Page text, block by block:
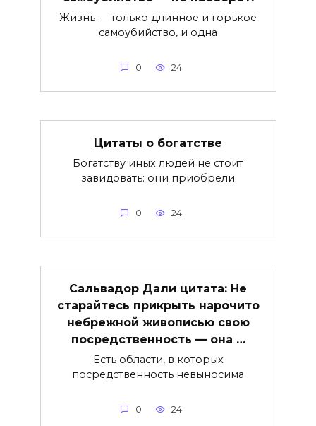
Жизнь — только длинное и горькое
самоубийство, и одна
0 24
Цитаты о богатстве
Богатству иных людей не стоит
завидовать: они приобрели
0 24
Сальвадор Дали цитата: Не
старайтесь прикрыть нарочито
небрежной живописью свою
посредственность — она …
Есть области, в которых
посредственность невыносима
0 24